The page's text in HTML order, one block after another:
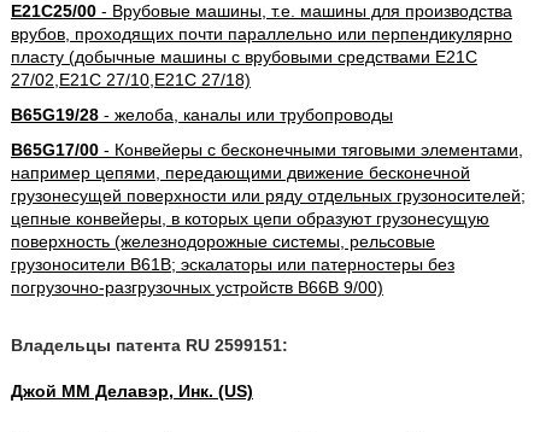
E21C25/00- Врубовые машины, т.е. машины для производства
врубов, проходящих почти параллельно или перпендикулярно
пласту (добычные машины с врубовыми средствами E21C
27/02,E21C 27/10,E21C 27/18)
B65G19/28- желоба, каналы или трубопроводы
B65G17/00- Конвейеры с бесконечными тяговыми элементами,
например цепями, передающими движение бесконечной
грузонесущей поверхности или ряду отдельных грузоносителей;
цепные конвейеры, в которых цепи образуют грузонесущую
поверхность (железнодорожные системы, рельсовые
грузоносители B61B; эскалаторы или патерностеры без
погрузочно-разгрузочных устройств B66B 9/00)
Владельцы патента RU 2599151:
Джой ММ Делавэр, Инк. (US)